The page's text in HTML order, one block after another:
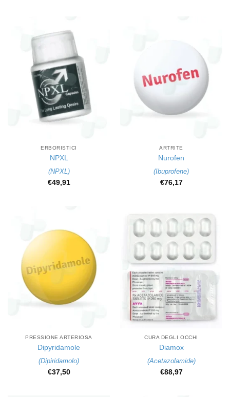
ERBORISTICI
NPXL
(NPXL)
€49,91
ARTRITE
Nurofen
(Ibuprofene)
€76,17
PRESSIONE ARTERIOSA
Dipyridamole
(Dipiridamolo)
€37,50
CURA DEGLI OCCHI
Diamox
(Acetazolamide)
€88,97